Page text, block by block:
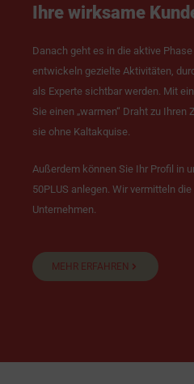
Ihre wirksame
Danach geht es in die aktive
entwickeln gezielte Aktivitäten,
als Experte sichtbar werden. Mit
Sie einen „warmen“ Draht zu
sie ohne Kaltakquise.
Außerdem können Sie Ihr Profil in
50PLUS anlegen. Wir vermitteln
Unternehmen.
MEHR ERFAHREN